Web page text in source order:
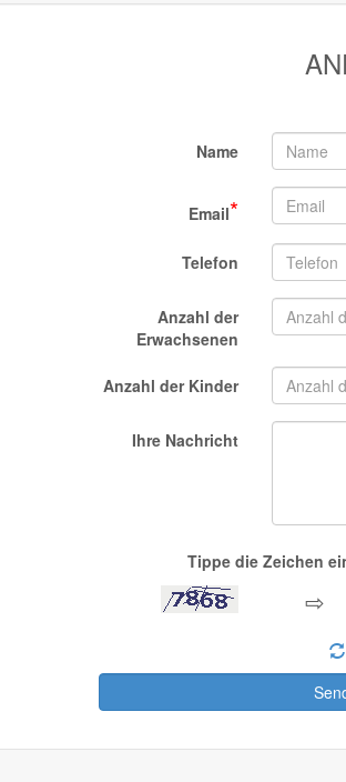
Name
Email*
Telefon
Anzahl der
Erwachsenen
Anzahl der Kinder
Ihre Nachricht
Tippe die Zeichen
⇨